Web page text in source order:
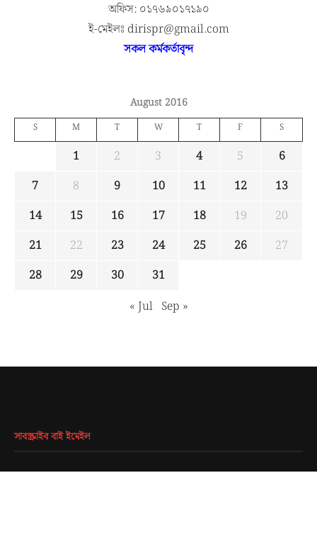
অফিস: ০১৭৬৯০১৭১৯০
ই-মেইলঃ dirispr@gmail.com
সকল কর্মকর্তাবৃন্দ
August 2016
S M T W T F S
1 2 3 4 5
6
7
8 9 10 11 12
13
14
15 16 17 18 19
20
21
22 23 24 25 26
27
28
29 30
31
« Jul Sep »
সাবস্ক্রাইব বাই ইমেইল